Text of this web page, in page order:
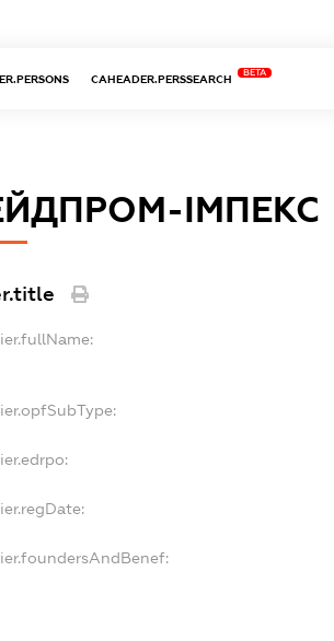
CAHEADER.PERSSEARCH
BETA
ІМПЕКС